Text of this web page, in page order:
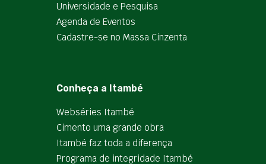
Universidade e Pesquisa
Agenda de Eventos
Cadastre-se no Massa Cinzenta
Conheça a Itambé
Webséries Itambé
Cimento uma grande obra
Itambé faz toda a diferença
Programa de integridade Itambé